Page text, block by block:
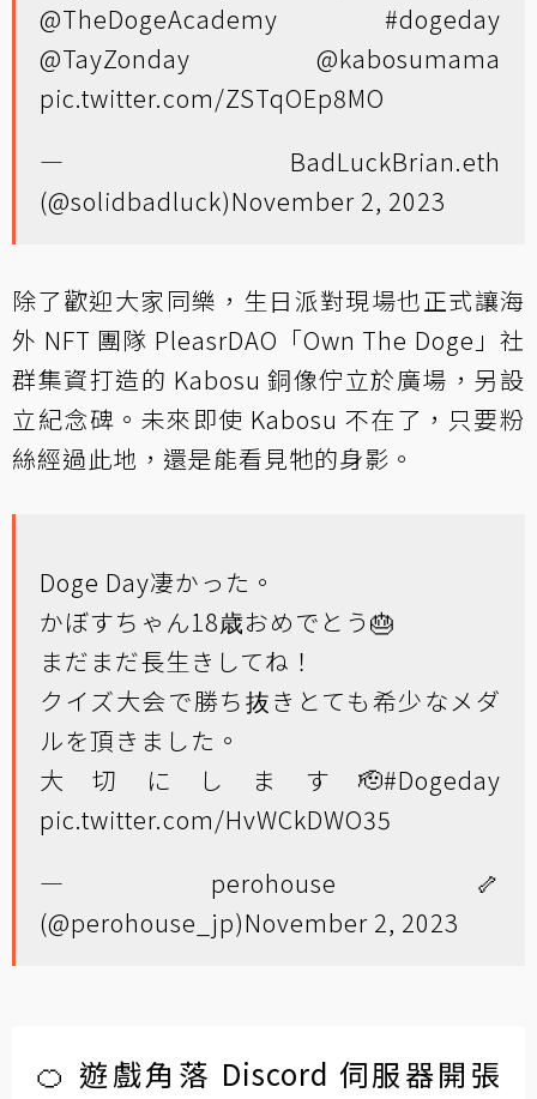
@TheDogeAcademy
#dogeday
@TayZonday
@kabosumama
pic.twitter.com/ZSTqOEp8MO
— BadLuckBrian.eth
(@solidbadluck)November 2, 2023
除了歡迎大家同樂，生日派對現場也正式讓海
外 NFT 團隊 PleasrDAO「Own The Doge」社
群集資打造的 Kabosu 銅像佇立於廣場，另設
立紀念碑。未來即使 Kabosu 不在了，只要粉
絲經過此地，還是能看見牠的身影。
Doge Day凄かった。
かぼすちゃん18歳おめでとう🎂
まだまだ長生きしてね！
クイズ大会で勝ち抜きとても希少なメダ
ルを頂きました。
大切にします🫡#Dogeday
pic.twitter.com/HvWCkDWO35
— perohouse🦴
(@perohouse_jp)November 2, 2023
🍊 遊戲角落 Discord 伺服器開張